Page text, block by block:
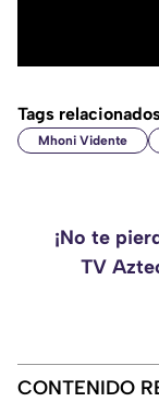
Tags
Mhoni Vidente
¡No te
TV
CONTENIDO